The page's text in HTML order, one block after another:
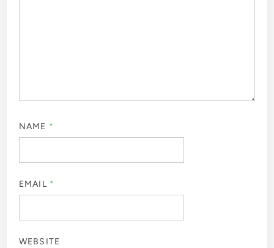
NAME *
EMAIL *
WEBSITE